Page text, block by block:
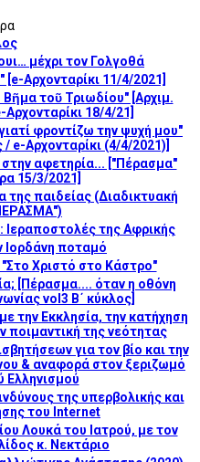
μέχρι τον Γολγοθά
Αρχονταρίκι 11/4/2021]
τοῦ Τριωδίου" [Αρχιμ.
18/4/21]
φροντίζω την ψυχή μου"
e-Αρχονταρίκι (4/4/2021)]
αφετηρία... ["Πέρασμα"
15/3/2021]
της παιδείας (Διαδικτυακή
της Αφρικής
ποταμό
Χριστό στο Κάστρο"
[Πέρασμα.... όταν η οθόνη
vol3 Β΄ κύκλος]
την Εκκλησία, την κατήχηση
ποιμαντική της νεότητας
για τον βίο και την
& αναφορά στον ξεριζωμό
Ελληνισμού
της υπερβολικής και
του Internet
Λουκά του Ιατρού, με τον
κ. Νεκτάριο